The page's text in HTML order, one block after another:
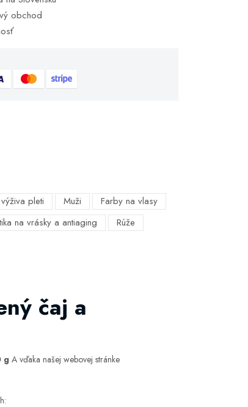
obchod
pleti Muži
Farby na vlasy
na vrásky a antiaging
Rúže
čaj a
g A vďaka našej webovej stránke